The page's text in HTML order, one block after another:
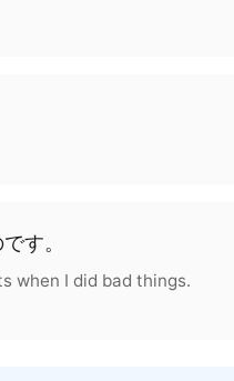
です。
when I did bad things.